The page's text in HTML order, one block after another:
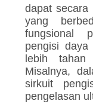
dapat secara
yang
fungsional
pengisi
lebih
Misalnya,
sirkuit
pengelasan